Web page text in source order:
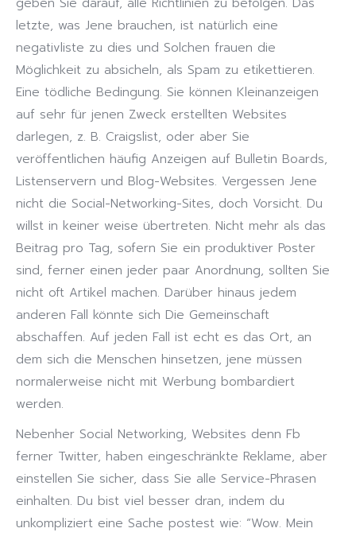
letzte, was Jene brauchen, ist natürlich eine
negativliste zu dies und Solchen frauen die
Möglichkeit zu absicheln, als Spam zu etikettieren.
Eine tödliche Bedingung. Sie können Kleinanzeigen
auf sehr für jenen Zweck erstellten Websites
darlegen, z. B. Craigslist, oder aber Sie
veröffentlichen häufig Anzeigen auf Bulletin Boards,
Listenservern und Blog-Websites. Vergessen Jene
nicht die Social-Networking-Sites, doch Vorsicht. Du
willst in keiner weise übertreten. Nicht mehr als das
Beitrag pro Tag, sofern Sie ein produktiver Poster
sind, ferner einen jeder paar Anordnung, sollten Sie
nicht oft Artikel machen. Darüber hinaus jedem
anderen Fall könnte sich Die Gemeinschaft
abschaffen. Auf jeden Fall ist echt es das Ort, an
dem sich die Menschen hinsetzen, jene müssen
normalerweise nicht mit Werbung bombardiert
werden.
Nebenher Social Networking, Websites denn Fb
ferner Twitter, haben eingeschränkte Reklame, aber
einstellen Sie sicher, dass Sie alle Service-Phrasen
einhalten. Du bist viel besser dran, indem du
unkompliziert eine Sache postest wie: “Wow. Mein